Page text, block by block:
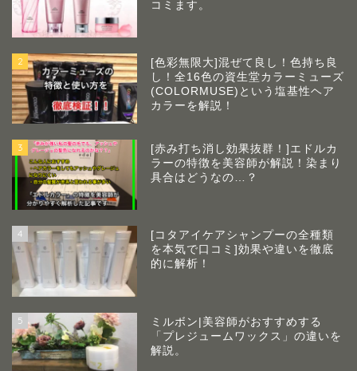
コミます。
2
[色彩無限大]混ぜて良し！色持ち良
し！全16色の資生堂カラーミューズ
(COLORMUSE)という塩基性ヘア
カラーを解説！
3
[赤み打ち消し効果抜群！]エドルカ
ラーの特徴を美容師が解説！染まり
具合はどうなの…？
4
[コタアイケアシャンプーの全種類
を本気で口コミ]効果や違いを徹底
的に解析！
5
ミルボン|美容師がおすすめする
「プレジュームワックス」の違いを
解説。